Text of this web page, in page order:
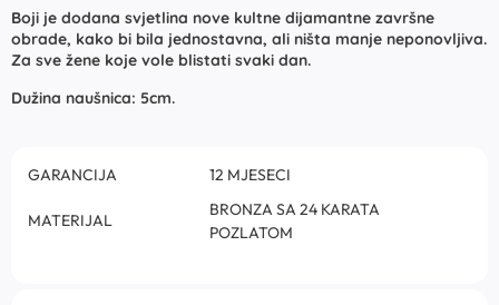
Boji je dodana svjetlina nove kultne dijamantne završne
obrade, kako bi bila jednostavna, ali ništa manje neponovljiva.
Za sve žene koje vole blistati svaki dan.
Dužina naušnica: 5cm.
GARANCIJA 12 MJESECI
MATERIJAL
BRONZA SA 24 KARATA
POZLATOM